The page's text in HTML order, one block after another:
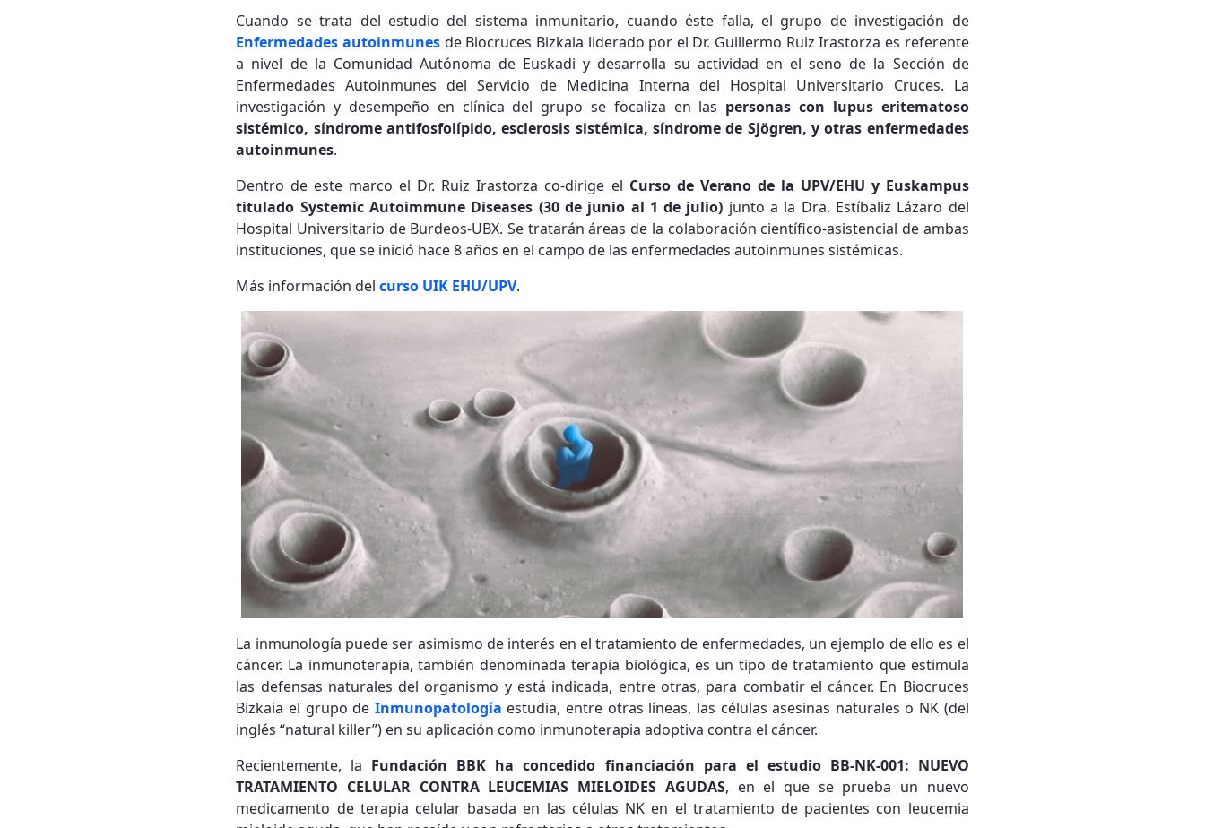
Cuando se trata del estudio del sistema inmunitario, cuando éste falla, el grupo de investigación de
Enfermedades autoinmunesde Biocruces Bizkaia liderado por el Dr. Guillermo Ruiz Irastorza es referente
a nivel de la Comunidad Autónoma de Euskadi y desarrolla su actividad en el seno de la Sección de
Enfermedades Autoinmunes del Servicio de Medicina Interna del Hospital Universitario Cruces. La
investigación y desempeño en clínica del grupo se focaliza en las personas con lupus eritematoso
sistémico, síndrome antifosfolípido, esclerosis sistémica, síndrome de Sjögren, y otras enfermedades
autoinmunes.
Dentro de este marco el Dr. Ruiz Irastorza co-dirige el Curso de Verano de la UPV/EHU y Euskampus
titulado Systemic Autoimmune Diseases (30 de junio al 1 de julio) junto a la Dra. Estíbaliz Lázaro del
Hospital Universitario de Burdeos-UBX. Se tratarán áreas de la colaboración científico-asistencial de ambas
instituciones, que se inició hace 8 años en el campo de las enfermedades autoinmunes sistémicas.
Más información delcurso UIK EHU/UPV.
La inmunología puede ser asimismo de interés en el tratamiento de enfermedades, un ejemplo de ello es el
cáncer. La inmunoterapia, también denominada terapia biológica, es un tipo de tratamiento que estimula
las defensas naturales del organismo y está indicada, entre otras, para combatir el cáncer. En Biocruces
Bizkaia el grupo de Inmunopatología estudia, entre otras líneas, las células asesinas naturales o NK (del
inglés “natural killer”) en su aplicación como inmunoterapia adoptiva contra el cáncer.
Recientemente, la Fundación BBK ha concedido financiación para el estudio BB-NK-001: NUEVO
TRATAMIENTO CELULAR CONTRA LEUCEMIAS MIELOIDES AGUDAS, en el que se prueba un nuevo
medicamento de terapia celular basada en las células NK en el tratamiento de pacientes con leucemia